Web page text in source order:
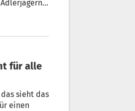
sieht das
einen